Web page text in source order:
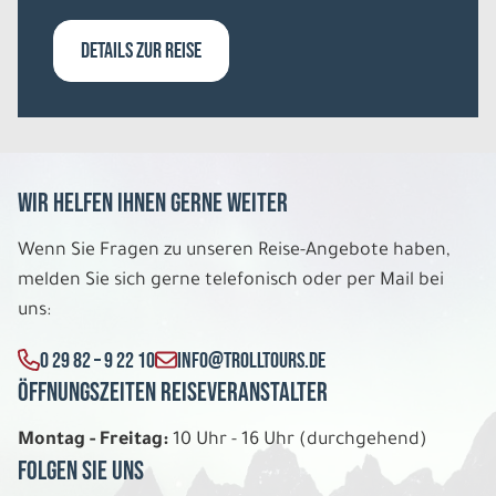
Belegung: 1
REISE VERBINDLICH ANFRAGEN
8 Tage
Di. 29.12. - Di. 05.01.2027
Belegung: 3
P.P. AB
REISE VERBINDLICH ANFRAGEN
DETAILS ZUR REISE
Wir helfen Ihnen gerne weiter
Wenn Sie Fragen zu unseren Reise-Angebote haben,
melden Sie sich gerne telefonisch oder per Mail bei
uns:
0 29 82 – 9 22 10 INFO@TROLLTOURS.DE
Öffnungszeiten Reiseveranstalter
Montag - Freitag: 10 Uhr - 16 Uhr (durchgehend)
Folgen Sie uns